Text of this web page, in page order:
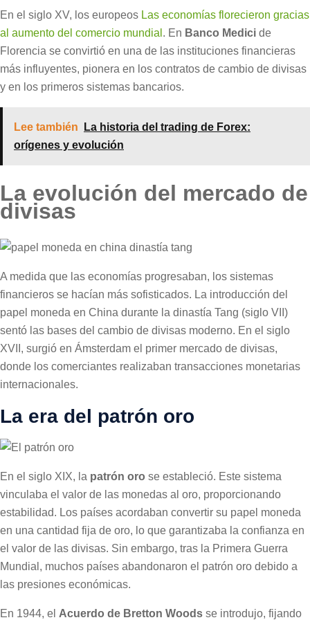
En el siglo XV, los europeos Las economías florecieron gracias
al aumento del comercio mundial . En Banco Medici de
Florencia se convirtió en una de las instituciones financieras
más influyentes, pionera en los contratos de cambio de divisas
y en los primeros sistemas bancarios.
Lee también
La historia del trading de Forex:
orígenes y evolución
La evolución del mercado de
divisas
A medida que las economías progresaban, los sistemas
financieros se hacían más sofisticados. La introducción del
papel moneda en China durante la dinastía Tang (siglo VII)
sentó las bases del cambio de divisas moderno. En el siglo
XVII, surgió en Ámsterdam el primer mercado de divisas,
donde los comerciantes realizaban transacciones monetarias
internacionales.
La era del patrón oro
En el siglo XIX, la patrón oro se estableció. Este sistema
vinculaba el valor de las monedas al oro, proporcionando
estabilidad. Los países acordaban convertir su papel moneda
en una cantidad fija de oro, lo que garantizaba la confianza en
el valor de las divisas. Sin embargo, tras la Primera Guerra
Mundial, muchos países abandonaron el patrón oro debido a
las presiones económicas.
En 1944, el Acuerdo de Bretton Woods se introdujo, fijando